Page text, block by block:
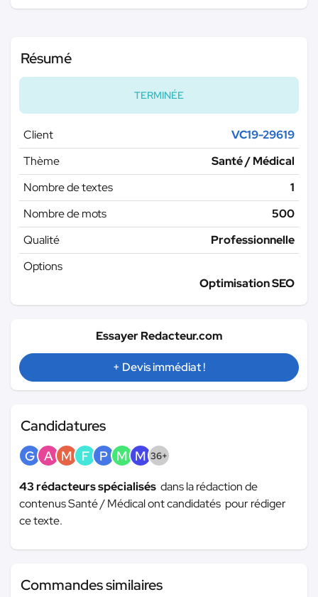
Résumé
TERMINÉE
Client
VC19-29619
Thème
Santé / Médical
Nombre de textes
1
Nombre de mots
500
Qualité
Professionnelle
Options
Optimisation SEO
Essayer Redacteur.com
+ Devis immédiat !
Candidatures
G A M F P M M 36+
43 rédacteurs spécialisés dans la rédaction de
contenus Santé / Médical ont candidatés pour rédiger
ce texte.
Commandes similaires